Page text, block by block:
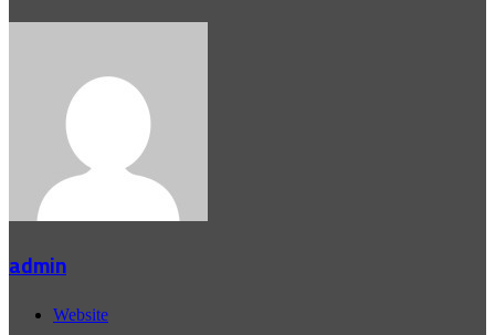
admin
Website